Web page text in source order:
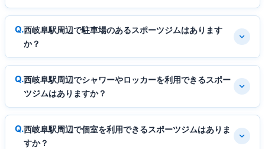
西岐阜駅周辺で駐車場のあるスポーツジムはあります
か？
西岐阜駅周辺でシャワーやロッカーを利用できるスポー
ツジムはありますか？
西岐阜駅周辺で個室を利用できるスポーツジムはありま
すか？